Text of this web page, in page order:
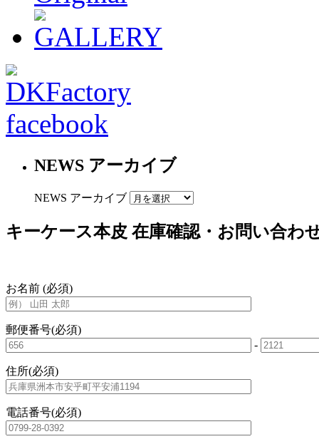
NEWS アーカイブ
NEWS アーカイブ
キーケース本皮 在庫確認・お問い合わ
お名前 (必須)
郵便番号(必須)
-
住所(必須)
電話番号(必須)